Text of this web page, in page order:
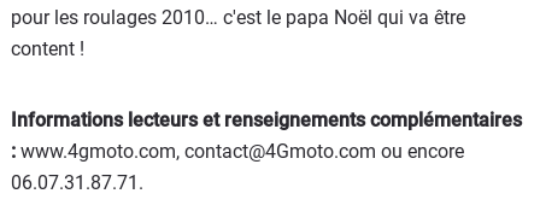
pour les roulages 2010… c'est le papa Noël qui va être
content !
Informations lecteurs et renseignements complémentaires
: www.4gmoto.com, contact@4Gmoto.com ou encore
06.07.31.87.71.